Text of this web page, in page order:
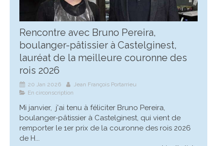
Rencontre avec Bruno Pereira,
boulanger-pâtissier à Castelginest,
lauréat de la meilleure couronne des
rois 2026
20 Jan 2026
Jean François Portarrieu
En circonscription
Mi janvier, j'ai tenu à féliciter Bruno Pereira,
boulanger-pâtissier à Castelginest, qui vient de
remporter le 1er prix de la couronne des rois 2026
de H...